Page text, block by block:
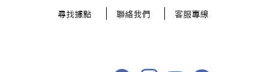
​尋找據點 聯絡我們 客服專線